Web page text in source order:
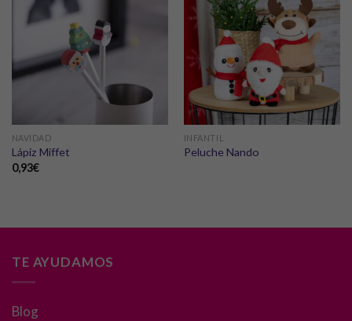
NAVIDAD
Lápiz Miffet
0,93€
INFANTIL
Peluche Nando
TE AYUDAMOS
Blog